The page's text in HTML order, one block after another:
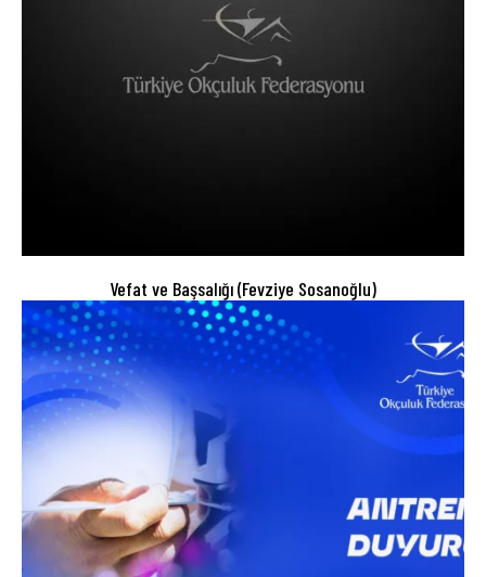
Vefat ve Başsalığı (Fevziye Sosanoğlu)